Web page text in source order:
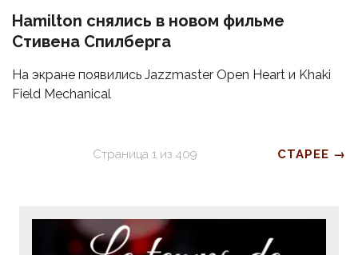
Hamilton снялись в новом фильме
Стивена Спилберга
На экране появились Jazzmaster Open Heart и Khaki
Field Mechanical
Страница 1из 409 СТАРЕЕ →